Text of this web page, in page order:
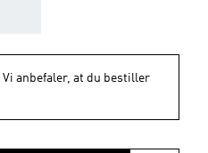
Vi anbefaler, at du bestiller